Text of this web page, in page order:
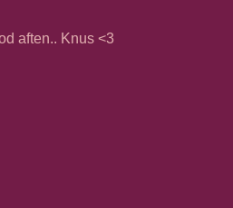
aften.. Knus <3